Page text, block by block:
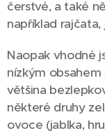
čerstvé, a také
například
Naopak vhodné
nízkým
většina
některé druhy
ovoce (jablka,